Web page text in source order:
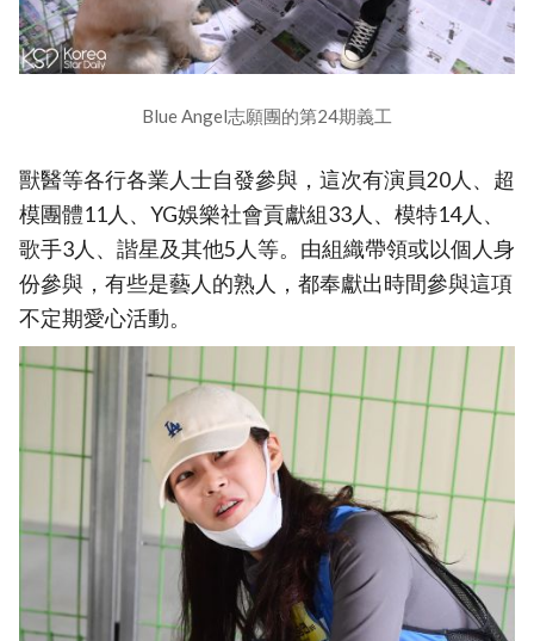
Blue Angel志願團的第24期義工
獸醫等各行各業人士自發參與，這次有演員20人、超
模團體11人、YG娛樂社會貢獻組33人、模特14人、
歌手3人、諧星及其他5人等。由組織帶領或以個人身
份參與，有些是藝人的熟人，都奉獻出時間參與這項
不定期愛心活動。